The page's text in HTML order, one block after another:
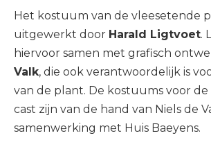
Het kostuum van de vleesetende
uitgewerkt door Harald Ligtvoet.
hiervoor samen met grafisch
Valk, die ook verantwoordelijk is
van de plant. De kostuums voor de
cast zijn van de hand van Niels de
samenwerking met Huis Baeyens.